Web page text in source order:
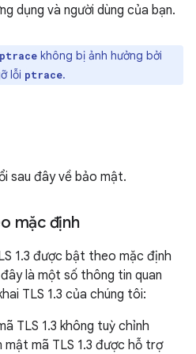
dụng và người dùng của bạn.
ptrace không bị ảnh hưởng bởi
lỗi ptrace.
sau đây về bảo mật.
mặc định
1.3 được bật theo mặc định
là một số thông tin quan
TLS 1.3 của chúng tôi:
TLS 1.3 không tuỳ chỉnh
mã TLS 1.3 được hỗ trợ